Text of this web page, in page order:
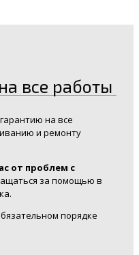
на все работы
на все
и ремонту
от проблем с
за помощью в
порядке